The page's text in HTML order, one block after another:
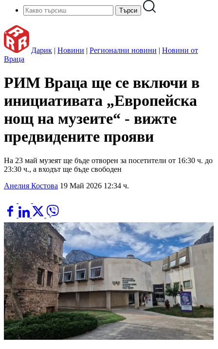
Дарик | Новини | Регионални новини | Новини от
Враца
РИМ Враца ще се включи в
инициативата „Европейска
нощ на музеите“ - вижте
предвидените прояви
На 23 май музеят ще бъде отворен за посетители от 16:30 ч. до
23:30 ч., а входът ще бъде свободен
Анелия Костова 19 Май 2026 12:34 ч.